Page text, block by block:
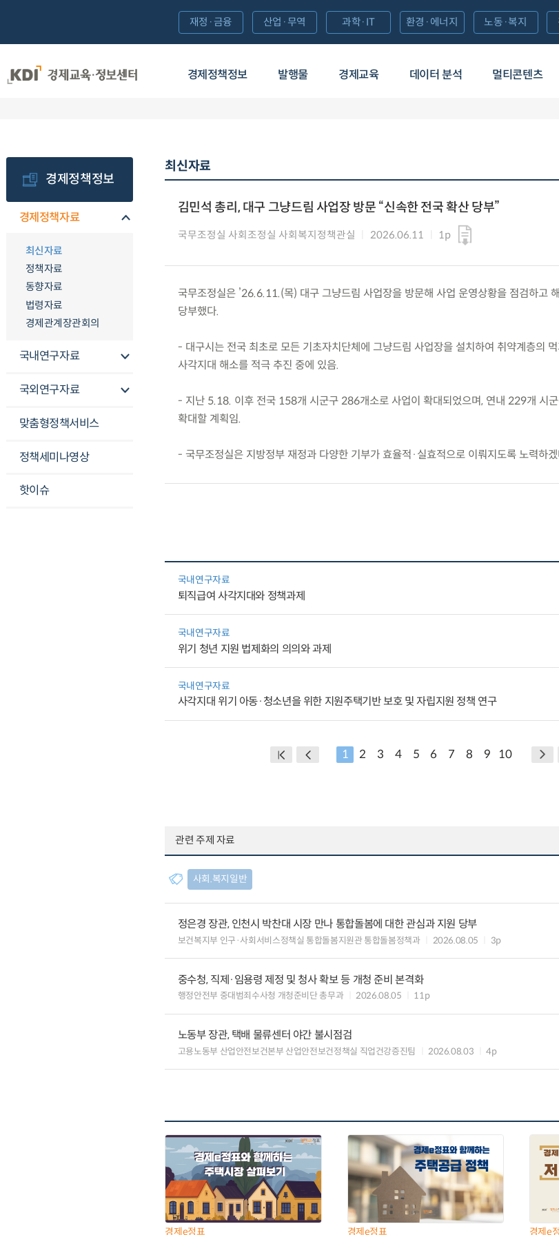
경제정책정보 발행물 경제교육 데이터 분석 멀티콘텐츠
재정·금융 산업·무역 과학·IT 환경·에너지 노동·복지
경제정책정보
경제정책자료
최신자료
정책자료
동향자료
법령자료
경제관계장관회의
국내연구자료
국외연구자료
맞춤형정책서비스
정책세미나영상
핫이슈
최신자료
김민석 총리, 대구 그냥드림 사업장 방문 “신속한 전국 확산 당부”
국무조정실 사회조정실 사회복지정책관실 2026.06.11 1p
국무조정실은 ’26.6.11.(목) 대구 그냥드림 사업장을 방문해 사업 운영상황을 점검하고
당부했다.
- 대구시는 전국 최초로 모든 기초자치단체에 그냥드림 사업장을 설치하여 취약계층의 먹
사각지대 해소를 적극 추진 중에 있음.
- 지난 5.18. 이후 전국 158개 시군구 286개소로 사업이 확대되었으며, 연내 229개 시
확대할 계획임.
- 국무조정실은 지방정부 재정과 다양한 기부가 효율적·실효적으로 이뤄지도록 노력하
국내연구자료
퇴직급여 사각지대와 정책과제
국내연구자료
위기 청년 지원 법제화의 의의와 과제
국내연구자료
사각지대 위기 아동·청소년을 위한 지원주택기반 보호 및 자립지원 정책 연구
1 2 3 4 5 6 7 8 9 10
관련 주제 자료
사회.복지일반
정은경 장관, 인천시 박찬대 시장 만나 통합돌봄에 대한 관심과 지원 당부
보건복지부 인구·사회서비스정책실 통합돌봄지원관 통합돌봄정책과 2026.08.05 3p
중수청, 직제·임용령 제정 및 청사 확보 등 개청 준비 본격화
행정안전부 중대범죄수사청 개청준비단 총무과 2026.08.05 11p
노동부 장관, 택배 물류센터 야간 불시점검
고용노동부 산업안전보건본부 산업안전보건정책실 직업건강증진팀 2026.08.03 4p
경제e정표 경제e정표 경제e